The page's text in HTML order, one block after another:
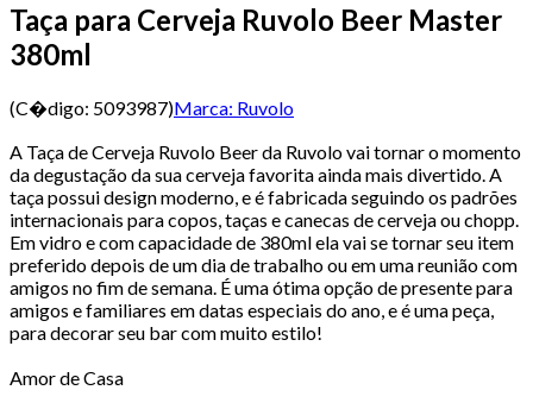
Taça para Cerveja Ruvolo Beer Master
380ml
(C�digo: 5093987)Marca: Ruvolo
A Taça de Cerveja Ruvolo Beer da Ruvolo vai tornar o momento
da degustação da sua cerveja favorita ainda mais divertido. A
taça possui design moderno, e é fabricada seguindo os padrões
internacionais para copos, taças e canecas de cerveja ou chopp.
Em vidro e com capacidade de 380ml ela vai se tornar seu item
preferido depois de um dia de trabalho ou em uma reunião com
amigos no fim de semana. É uma ótima opção de presente para
amigos e familiares em datas especiais do ano, e é uma peça,
para decorar seu bar com muito estilo!
Amor de Casa